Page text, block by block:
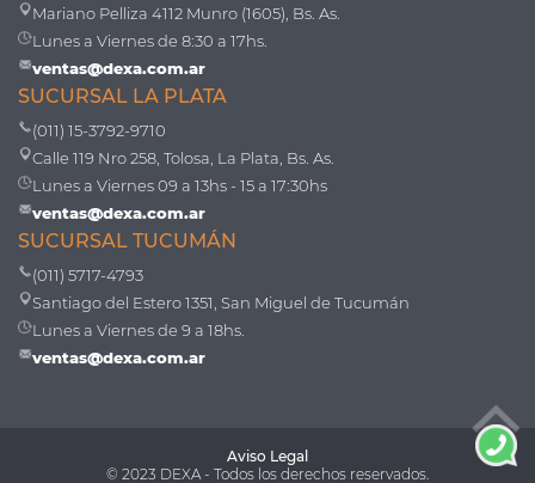
Mariano Pelliza 4112 Munro (1605), Bs. As.
Lunes a Viernes de 8:30 a 17hs.
ventas@dexa.com.ar
SUCURSAL LA PLATA
(011) 15-3792-9710
Calle 119 Nro 258, Tolosa, La Plata, Bs. As.
Lunes a Viernes 09 a 13hs - 15 a 17:30hs
ventas@dexa.com.ar
SUCURSAL TUCUMÁN
(011) 5717-4793
Santiago del Estero 1351, San Miguel de Tucumán
Lunes a Viernes de 9 a 18hs.
ventas@dexa.com.ar
Aviso Legal
© 2023 DEXA - Todos los derechos reservados.